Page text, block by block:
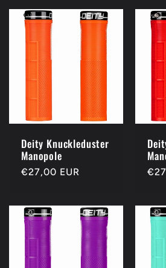
Deity Knuckleduster
Manopole
Prezzo
€27,00 EUR